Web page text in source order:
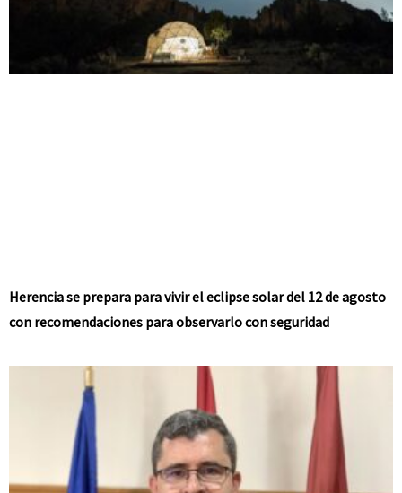
Herencia se prepara para vivir el eclipse solar del 12 de agosto
con recomendaciones para observarlo con seguridad